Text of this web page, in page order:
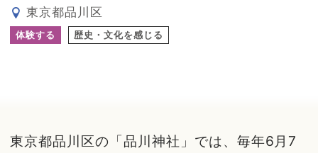
東京都品川区
体験する 歴史・文化を感じる
東京都品川区の「品川神社」では、毎年6月7